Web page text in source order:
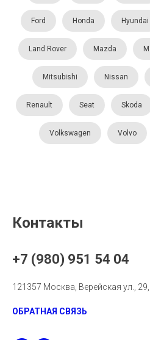
Ford Honda Hyundai
Land Rover Mazda
Mitsubishi Nissan
Renault Seat Skoda
Volkswagen Volvo
Контакты
+7 (980) 951 54 04
121357 Москва, Верейская ул.,
ОБРАТНАЯ СВЯЗЬ